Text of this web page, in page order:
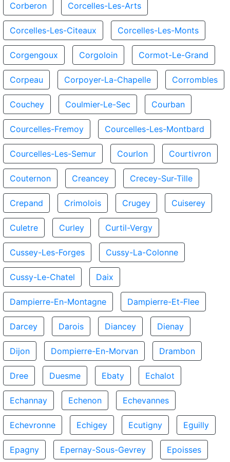
Corberon Corcelles-Les-Arts
Corcelles-Les-Citeaux Corcelles-Les-Monts
Corgengoux Corgoloin Cormot-Le-Grand
Corpeau Corpoyer-La-Chapelle Corrombles
Couchey Coulmier-Le-Sec Courban
Courcelles-Fremoy Courcelles-Les-Montbard
Courcelles-Les-Semur Courlon Courtivron
Couternon Creancey Crecey-Sur-Tille
Crepand Crimolois Crugey Cuiserey
Culetre Curley Curtil-Vergy
Cussey-Les-Forges Cussy-La-Colonne
Cussy-Le-Chatel Daix
Dampierre-En-Montagne Dampierre-Et-Flee
Darcey Darois Diancey Dienay
Dijon Dompierre-En-Morvan Drambon
Dree Duesme Ebaty Echalot
Echannay Echenon Echevannes
Echevronne Echigey Ecutigny Eguilly
Epagny Epernay-Sous-Gevrey Epoisses